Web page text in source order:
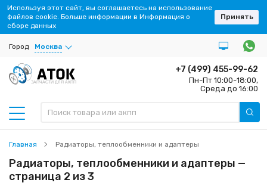
Город Москва
ЗАПЧАСТИ ДЛЯ АКПП
+7 (499) 455-99-62
Пн-Пт 10:00-18:00,
Среда до 16:00
Главная Радиаторы, теплообменники и адаптеры
Радиаторы, теплообменники и адаптеры —
страница 2 из 3
Используя этот сайт, вы соглашаетесь на использование
файлов cookie. Больше информации в Информация о
сборе данных
Принять